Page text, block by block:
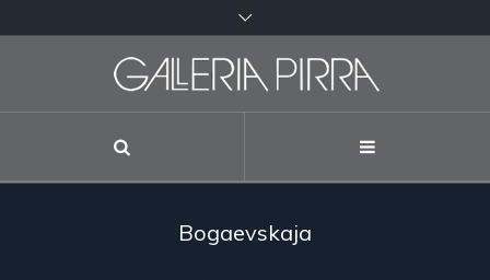
Bogaevskaja